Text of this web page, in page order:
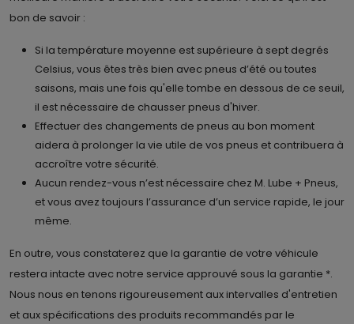
bon de savoir :
Si la température moyenne est supérieure à sept degrés
Celsius, vous êtes très bien avec pneus d’été ou toutes
saisons, mais une fois qu'elle tombe en dessous de ce seuil,
il est nécessaire de chausser pneus d'hiver.
Effectuer des changements de pneus au bon moment
aidera à prolonger la vie utile de vos pneus et contribuera à
accroître votre sécurité.
Aucun rendez-vous n’est nécessaire chez M. Lube + Pneus,
et vous avez toujours l’assurance d’un service rapide, le jour
même.
En outre, vous constaterez que la garantie de votre véhicule
restera intacte avec notre service approuvé sous la garantie *.
Nous nous en tenons rigoureusement aux intervalles d'entretien
et aux spécifications des produits recommandés par le